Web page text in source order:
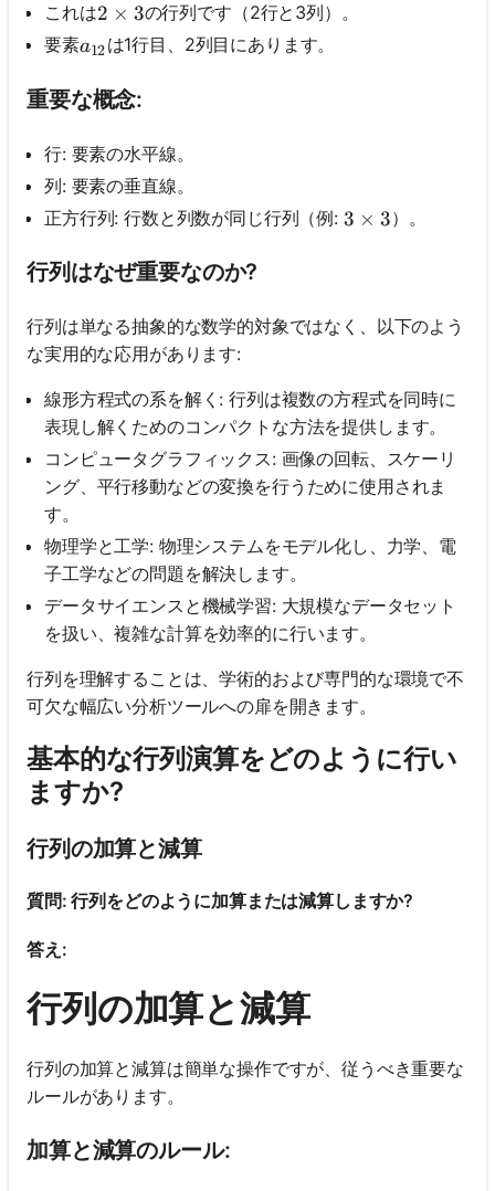
これは2 \times 3
2 × 3の行列です（2行と3列）。
要素a_{12}
a12は1行目、2列目にあります。
重要な概念:
行: 要素の水平線。
列: 要素の垂直線。
正方行列: 行数と列数が同じ行列（例: 3 \times 3
3 × 3）。
行列はなぜ重要なのか?
行列は単なる抽象的な数学的対象ではなく、以下のよう
な実用的な応用があります:
線形方程式の系を解く: 行列は複数の方程式を同時に
表現し解くためのコンパクトな方法を提供します。
コンピュータグラフィックス: 画像の回転、スケーリ
ング、平行移動などの変換を行うために使用されま
す。
物理学と工学: 物理システムをモデル化し、力学、電
子工学などの問題を解決します。
データサイエンスと機械学習: 大規模なデータセット
を扱い、複雑な計算を効率的に行います。
行列を理解することは、学術的および専門的な環境で不
可欠な幅広い分析ツールへの扉を開きます。
基本的な行列演算をどのように行い
ますか?
行列の加算と減算
質問: 行列をどのように加算または減算しますか?
答え:
行列の加算と減算
行列の加算と減算は簡単な操作ですが、従うべき重要な
ルールがあります。
加算と減算のルール: